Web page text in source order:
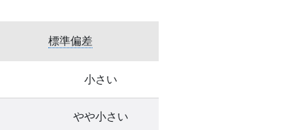
標準偏差
小さい
やや小さい